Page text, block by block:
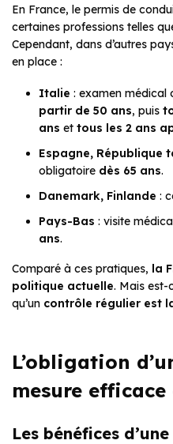
En France, le permis de
certaines professions telles
Cependant, dans d’autres
en place :
Italie : examen médical
partir de 50 ans, puis
ans et tous les 2 ans
Espagne, République
obligatoire dès 65 ans.
Danemark, Finlande :
Pays-Bas : visite
ans.
Comparé à ces pratiques, la
politique actuelle. Mais est-
qu’un contrôle régulier est
L’obligation
mesure
Les bénéfices